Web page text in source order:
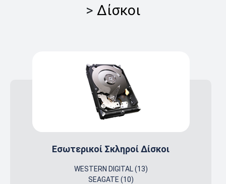
> Δίσκοι
Εσωτερικοί Σκληροί Δίσκοι
WESTERN DIGITAL (13)
SEAGATE (10)